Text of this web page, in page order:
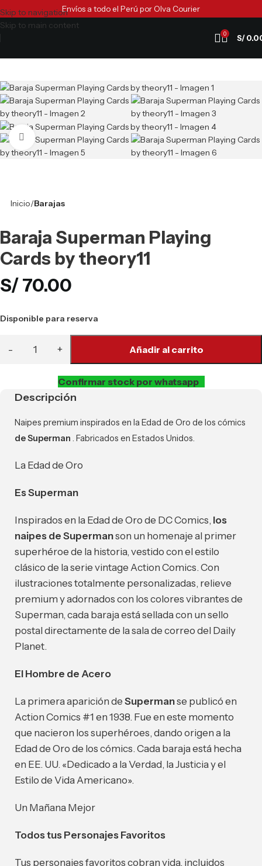
Skip to navigation
Skip to main content
Envíos a todo el Perú por Olva Courier
0 S/
Clic para ampliar
Inicio Barajas
Baraja Superman Playing
Cards by theory11
S/70.00
Disponible para reserva
Añadir al carrito
Confirmar stock por whatsapp
Descripción
Naipes premium inspirados en la Edad de Oro de los cómics
de Superman . Fabricados en Estados Unidos.
La Edad de Oro
Es Superman
Inspirados en la Edad de Oro de DC Comics, los
naipes de Supermanson un homenaje al primer
superhéroe de la historia, vestido con el estilo
clásico de la serie vintage Action Comics. Con
ilustraciones totalmente personalizadas, relieve
premium y adornados con los colores vibrantes de
Superman, cada baraja está sellada con un sello
postal directamente de la sala de correo del Daily
Planet.
El Hombre de Acero
La primera aparición de Supermanse publicó en
Action Comics #1 en 1938. Fue en este momento
que nacieron los superhéroes, dando origen a la
Edad de Oro de los cómics. Cada baraja está hecha
en EE. UU. «Dedicado a la Verdad, la Justicia y el
Estilo de Vida Americano».
Un Mañana Mejor
Todos tus Personajes Favoritos
Tus personajes favoritos cobran vida, incluidos